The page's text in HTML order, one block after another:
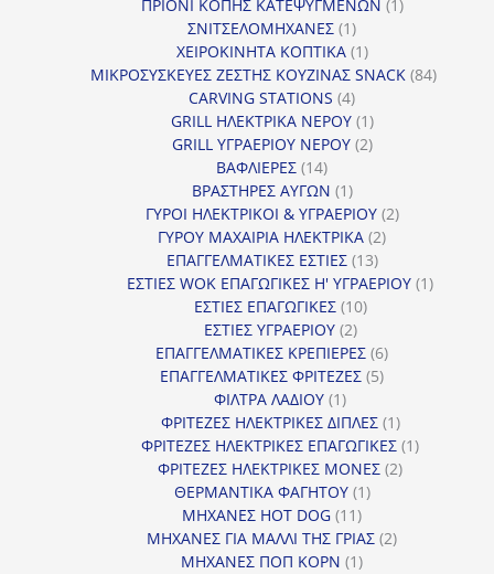
ΠΡΙΟΝΙ ΚΟΠΗΣ ΚΑΤΕΨΥΓΜΕΝΩΝ 1
ΣΝΙΤΣΕΛΟΜΗΧΑΝΕΣ 11
προϊόν
ΧΕΙΡΟΚΙΝΗΤΑ ΚΟΠΤΙΚΑ 11
προϊόν
ΜΙΚΡΟΣΥΣΚΕΥΕΣ ΖΕΣΤΗΣ ΚΟΥΖΙΝΑΣ SNACK 8484
CARVING STATIONS 44
προϊόντα
GRILL ΗΛΕΚΤΡΙΚΑ ΝΕΡΟΥ 11
προϊόν
GRILL ΥΓΡΑΕΡΙΟΥ ΝΕΡΟΥ 22
ΒΑΦΛΙΕΡΕΣ 1414
προϊόντα
ΒΡΑΣΤΗΡΕΣ ΑΥΓΩΝ 11
προϊόν
ΓΥΡΟΙ ΗΛΕΚΤΡΙΚΟΙ & ΥΓΡΑΕΡΙΟΥ 22
ΓΥΡΟΥ ΜΑΧΑΙΡΙΑ ΗΛΕΚΤΡΙΚΑ 22
ΕΠΑΓΓΕΛΜΑΤΙΚΕΣ ΕΣΤΙΕΣ 1313
προϊόντα
ΕΣΤΙΕΣ WOK ΕΠΑΓΩΓΙΚΕΣ Η' ΥΓΡΑΕΡΙΟΥ 11
ΕΣΤΙΕΣ ΕΠΑΓΩΓΙΚΕΣ 1010
ΕΣΤΙΕΣ ΥΓΡΑΕΡΙΟΥ 22
προϊόντα
ΕΠΑΓΓΕΛΜΑΤΙΚΕΣ ΚΡΕΠΙΕΡΕΣ 66
προϊόντα
ΕΠΑΓΓΕΛΜΑΤΙΚΕΣ ΦΡΙΤΕΖΕΣ 55
ΦΙΛΤΡΑ ΛΑΔΙΟΥ 11
προϊόν
ΦΡΙΤΕΖΕΣ ΗΛΕΚΤΡΙΚΕΣ ΔΙΠΛΕΣ 11
προϊόν
ΦΡΙΤΕΖΕΣ ΗΛΕΚΤΡΙΚΕΣ ΕΠΑΓΩΓΙΚΕΣ 11
ΦΡΙΤΕΖΕΣ ΗΛΕΚΤΡΙΚΕΣ ΜΟΝΕΣ 22
ΘΕΡΜΑΝΤΙΚΑ ΦΑΓΗΤΟΥ 11
ΜΗΧΑΝΕΣ HOT DOG 1111
προϊόντα
ΜΗΧΑΝΕΣ ΓΙΑ ΜΑΛΛΙ ΤΗΣ ΓΡΙΑΣ 22
ΜΗΧΑΝΕΣ ΠΟΠ ΚΟΡΝ 11